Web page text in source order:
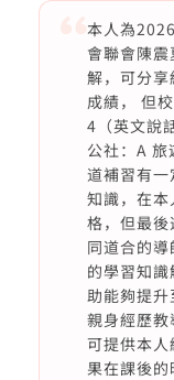
本人為
會聯會陳
解，可分
成績， 但
4（英文說
公社：A
道補習有
知識，在
格，但最
同道合的
的學習知
助能夠提
親身經歷教
可提供本
果在課後